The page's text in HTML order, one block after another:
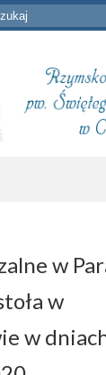
duszpasterskie
w
w
w